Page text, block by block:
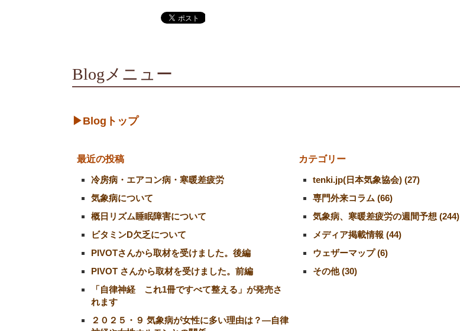
Blogメニュー
▶Blogトップ
最近の投稿
冷房病・エアコン病・寒暖差疲労
気象病について
概日リズム睡眠障害について
ビタミンD欠乏について
PIVOTさんから取材を受けました。後編
PIVOT さんから取材を受けました。前編
「自律神経 これ1冊ですべて整える」が発売さ
れます
２０２５・９ 気象病が女性に多い理由は？―自律
カテゴリー
tenki.jp(日本気象協会) (27)
専門外来コラム (66)
気象病、寒暖差疲労の週間予想 (244)
メディア掲載情報 (44)
ウェザーマップ (6)
その他 (30)